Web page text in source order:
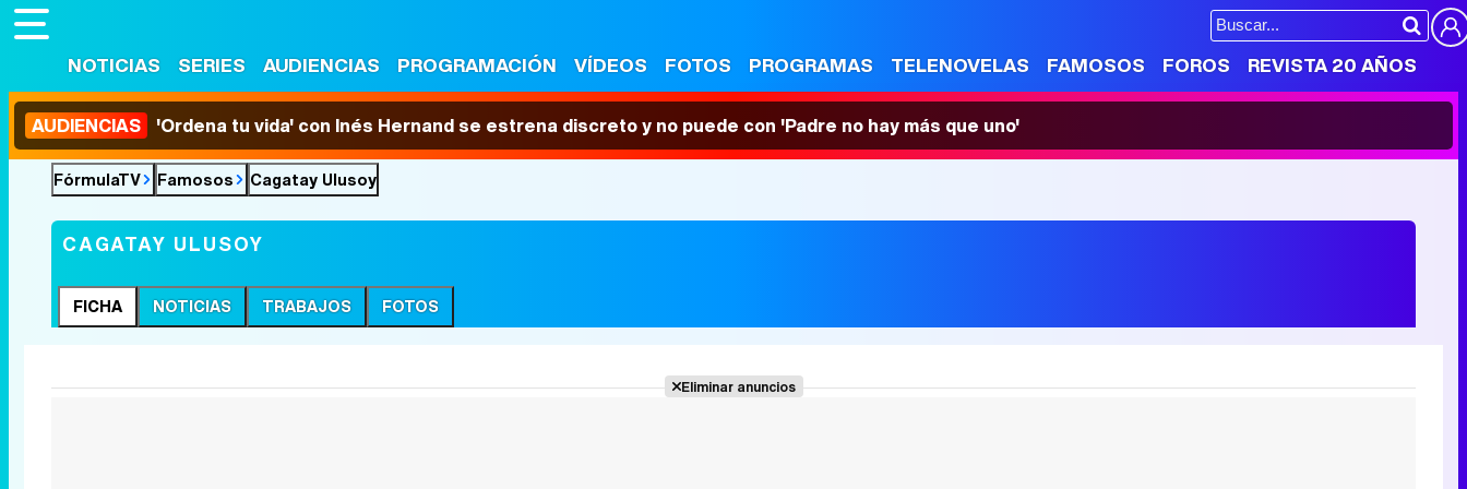
NOTICIAS SERIES AUDIENCIAS PROGRAMACIÓN VÍDEOS FOTOS PROGRAMAS TELENOVELAS FAMOSOS FOROS REVISTA 20 AÑOS
AUDIENCIAS 'Ordena tu vida' con Inés Hernand se estrena discreto y no puede con 'Padre no hay más que uno'
FórmulaTV Famosos Cagatay Ulusoy
CAGATAY ULUSOY
FICHA NOTICIAS TRABAJOS FOTOS
Eliminar anuncios